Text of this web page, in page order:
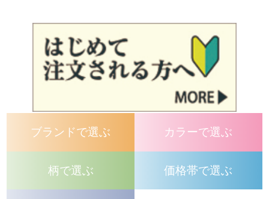
ブランドで選ぶ カラーで選ぶ
柄で選ぶ 価格帯で選ぶ